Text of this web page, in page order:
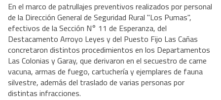
En el marco de patrullajes preventivos realizados por personal
de la Dirección General de Seguridad Rural "Los Pumas",
efectivos de la Sección N° 11 de Esperanza, del
Destacamento Arroyo Leyes y del Puesto Fijo Las Cañas
concretaron distintos procedimientos en los Departamentos
Las Colonias y Garay, que derivaron en el secuestro de carne
vacuna, armas de fuego, cartuchería y ejemplares de fauna
silvestre, además del traslado de varias personas por
distintas infracciones.